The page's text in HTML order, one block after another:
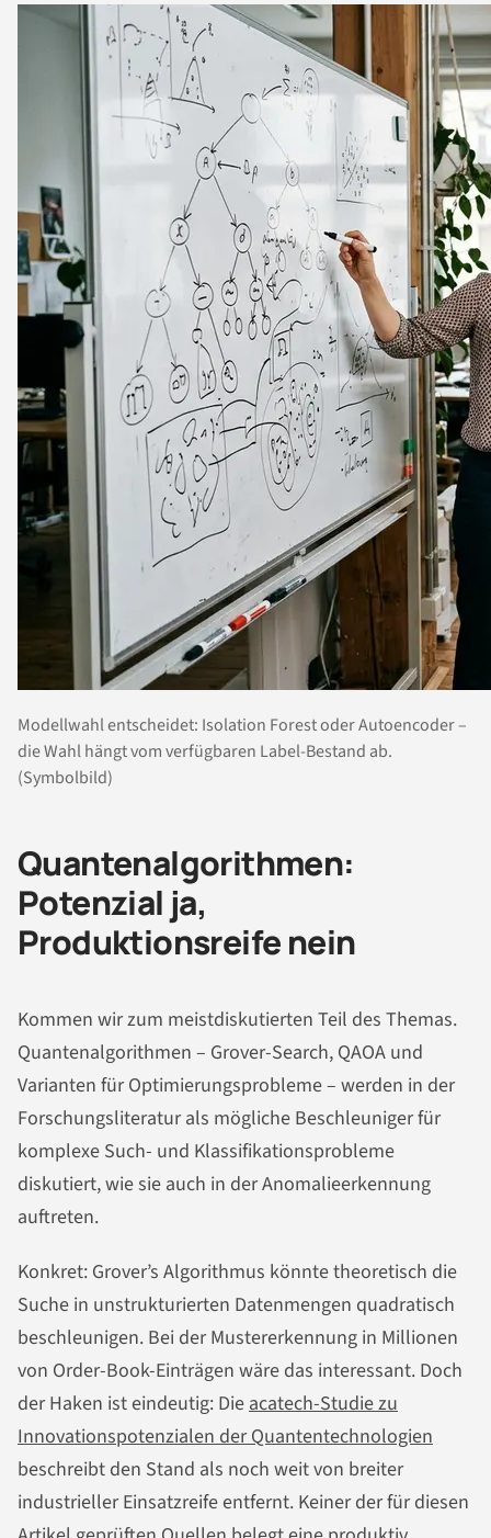
Modellwahl entscheidet: Isolation Forest oder Autoencoder –
die Wahl hängt vom verfügbaren Label-Bestand ab.
(Symbolbild)
Quantenalgorithmen:
Potenzial ja,
Produktionsreife nein
Kommen wir zum meistdiskutierten Teil des Themas.
Quantenalgorithmen – Grover-Search, QAOA und
Varianten für Optimierungsprobleme – werden in der
Forschungsliteratur als mögliche Beschleuniger für
komplexe Such- und Klassifikationsprobleme
diskutiert, wie sie auch in der Anomalieerkennung
auftreten.
Konkret: Grover’s Algorithmus könnte theoretisch die
Suche in unstrukturierten Datenmengen quadratisch
beschleunigen. Bei der Mustererkennung in Millionen
von Order-Book-Einträgen wäre das interessant. Doch
der Haken ist eindeutig: Die acatech-Studie zu
Innovationspotenzialen der Quantentechnologien
beschreibt den Stand als noch weit von breiter
industrieller Einsatzreife entfernt. Keiner der für diesen